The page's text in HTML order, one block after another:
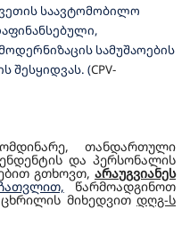
საავტომობილო
სამუშაოების
შესყიდვას. (CPV-
თანდართული
და პერსონალის
გთხოვთ,არაუგვიანეს
წარმოადგინოთ
ცხრილის მიხედვითდღგ-ს